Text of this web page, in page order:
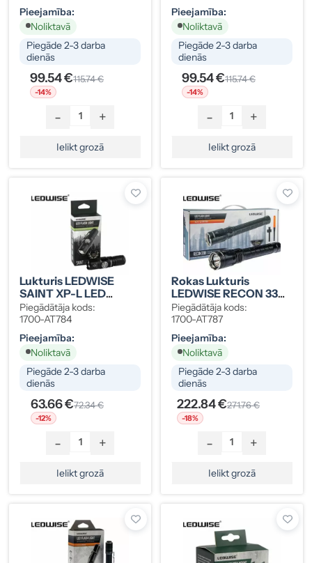
Pieejamība:
Noliktavā
Piegāde 2-3 darba
dienās
99.54 €115.74 €
-14%
- +
Ielikt grozā
Pieejamība:
Noliktavā
Piegāde 2-3 darba
dienās
99.54 €115.74 €
-14%
- +
Ielikt grozā
Lukturis LEDWISE
SAINT XP-L LED
1000lm
Piegādātāja kods:
1700-AT784
Pieejamība:
Noliktavā
Piegāde 2-3 darba
dienās
63.66 €72.34 €
-12%
- +
Ielikt grozā
Rokas Lukturis
LEDWISE RECON 330
930lm Uzlādējams
Piegādātāja kods:
1700-AT787
Pieejamība:
Noliktavā
Piegāde 2-3 darba
dienās
222.84 €271.76 €
-18%
- +
Ielikt grozā